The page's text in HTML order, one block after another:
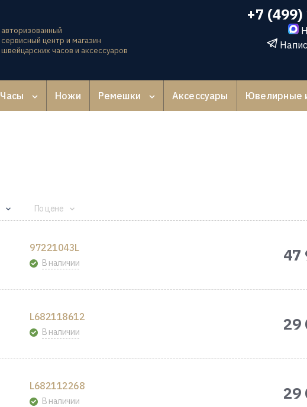
авторизованный
сервисный центр и магазин
швейцарских часов и аксессуаров
+7
Часы Ножи Ремешки Аксессуары Ювелирные
По цене
97221043L
В наличии 47
L682118612
В наличии 29
L682112268
В наличии 29